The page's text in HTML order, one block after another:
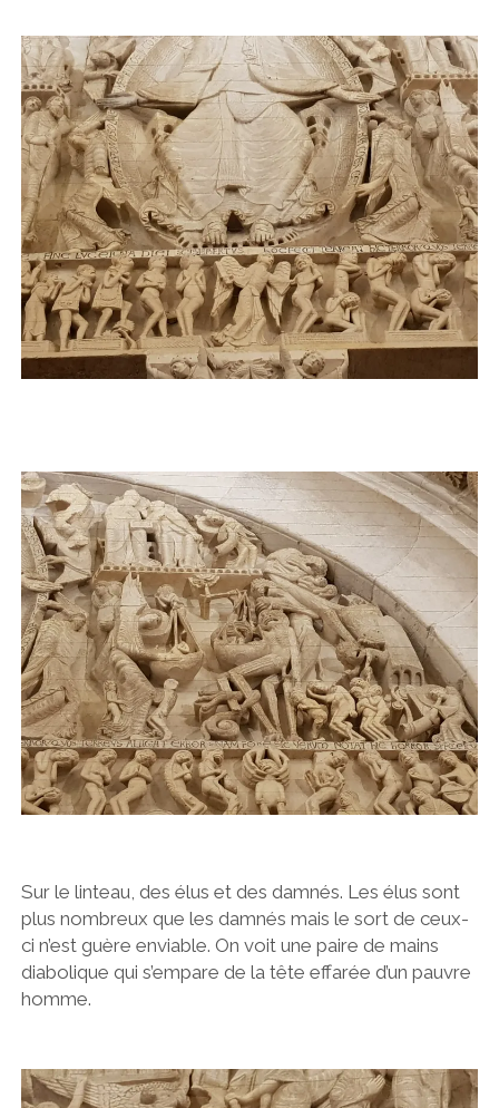
Sur le linteau, des élus et des damnés. Les élus sont
plus nombreux que les damnés mais le sort de ceux-
ci n’est guère enviable. On voit une paire de mains
diabolique qui s’empare de la tête effarée d’un pauvre
homme.